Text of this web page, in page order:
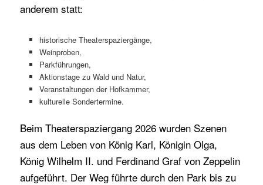
anderem statt:
historische Theaterspaziergänge,
Weinproben,
Parkführungen,
Aktionstage zu Wald und Natur,
Veranstaltungen der Hofkammer,
kulturelle Sondertermine.
Beim Theaterspaziergang 2026 wurden Szenen
aus dem Leben von König Karl, Königin Olga,
König Wilhelm II. und Ferdinand Graf von Zeppelin
aufgeführt. Der Weg führte durch den Park bis zu